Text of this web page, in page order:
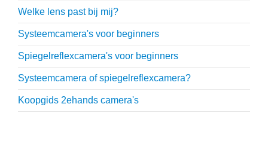
Welke lens past bij mij?
Systeemcamera's voor beginners
Spiegelreflexcamera's voor beginners
Systeemcamera of spiegelreflexcamera?
Koopgids 2ehands camera's